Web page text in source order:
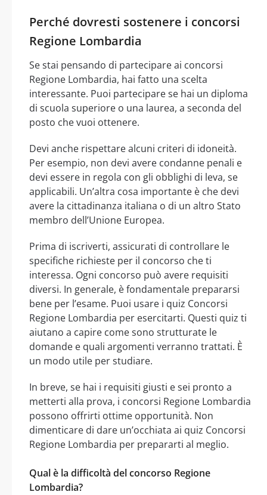
Perché dovresti sostenere i concorsi
Regione Lombardia
Se stai pensando di partecipare ai concorsi
Regione Lombardia, hai fatto una scelta
interessante. Puoi partecipare se hai un diploma
di scuola superiore o una laurea, a seconda del
posto che vuoi ottenere.
Devi anche rispettare alcuni criteri di idoneità.
Per esempio, non devi avere condanne penali e
devi essere in regola con gli obblighi di leva, se
applicabili. Un’altra cosa importante è che devi
avere la cittadinanza italiana o di un altro Stato
membro dell’Unione Europea.
Prima di iscriverti, assicurati di controllare le
specifiche richieste per il concorso che ti
interessa. Ogni concorso può avere requisiti
diversi. In generale, è fondamentale prepararsi
bene per l’esame. Puoi usare i quiz Concorsi
Regione Lombardia per esercitarti. Questi quiz ti
aiutano a capire come sono strutturate le
domande e quali argomenti verranno trattati. È
un modo utile per studiare.
In breve, se hai i requisiti giusti e sei pronto a
metterti alla prova, i concorsi Regione Lombardia
possono offrirti ottime opportunità. Non
dimenticare di dare un’occhiata ai quiz Concorsi
Regione Lombardia per prepararti al meglio.
Qual è la difficoltà del concorso Regione
Lombardia?